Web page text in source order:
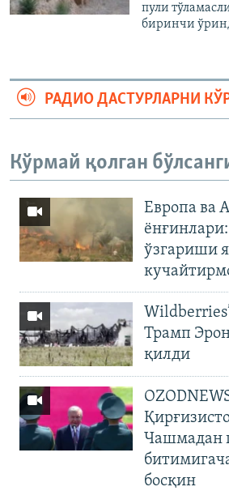
пули
биринчи
РАДИО ДАСТУРЛАРНИ
Кўрмай қолган
Европа ва
ўзгариши
Трамп
қилди
Чашмадан
босқин